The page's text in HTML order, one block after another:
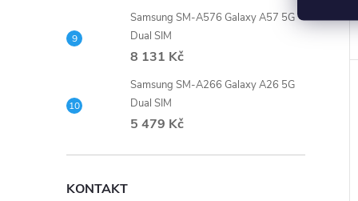
Samsung SM-A576 Galaxy A57 5G
Dual SIM
8 131 Kč
Samsung SM-A266 Galaxy A26 5G
Dual SIM
5 479 Kč
KONTAKT